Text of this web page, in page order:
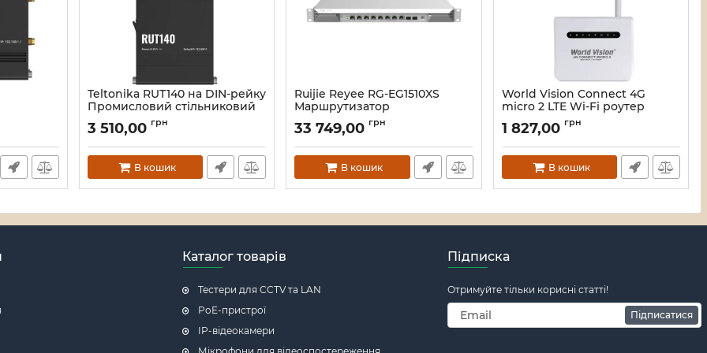
Teltonika RUT140 на DIN-рейку
Промисловий стільниковий
маршрутизатор
Артикул:16_118140
3 510,00 грн
В кошик
Ruijie Reyee RG-EG1510XS
Маршрутизатор
Артикул:16_113379
33 749,00 грн
В кошик
World Vision Connect 4G
micro 2 LTE Wi-Fi роутер
Артикул:16_111997
1 827,00 грн
В кошик
Каталог товарів
Тестери для CCTV та LAN
PoE-пристрої
IP-відеокамери
Підписка
Отримуйте тільки корисні статті!
Підписатися